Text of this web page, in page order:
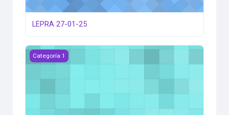
LEPRA 27-01-25
LEPRA 27-01-25
Categoría 1